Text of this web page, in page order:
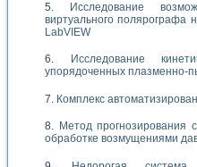
Исследование
виртуального полярографа
LabVIEW
Исследование
упорядоченных плазменно-
Комплекс
Метод прогнозирования
обработке возмущениями